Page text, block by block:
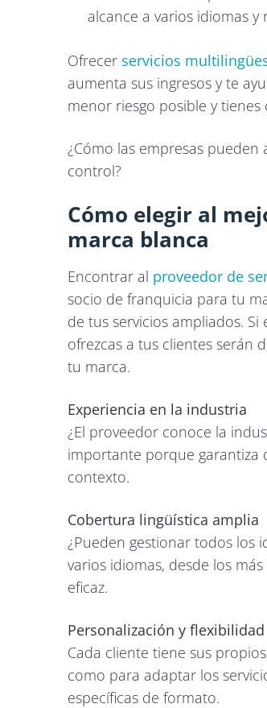
alcance a varios idiomas
Ofrecer servicios
aumenta sus ingresos y te
menor riesgo posible y
¿Cómo las empresas
control?
Cómo elegir al
marca blanca
Encontrar al proveedor de
socio de franquicia para tu
de tus servicios ampliados.
ofrezcas a tus clientes serán
tu marca.
Experiencia en la industria
¿El proveedor conoce la
importante porque garantiza
contexto.
Cobertura lingüística amplia
¿Pueden gestionar todos los
varios idiomas, desde los
eficaz.
Personalización y flexibilidad
Cada cliente tiene sus
como para adaptar los
específicas de formato.